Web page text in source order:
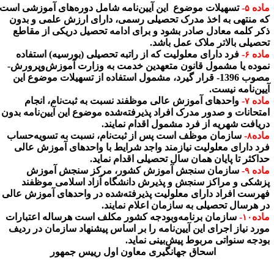
۵ -تسهیلات موضوع این آیین‌نامه شامل دوره‌های آموزشی است
منتهی به اخذ مدرک تحصیلی رسمی، دارای ارزش علمی و بدون
کلمه معادل صادر بشود و برای ادامه تحصیل دریکی از مقاطع
بالاتر ملاک عمل باشد.
۶ فرد دارای معلولیت که از راتبه تحصیلی (بورسیه) استفاده
یا مشمول قانون متعهدین خدمت به وزارت آموزش‌وپرورش-
مصوب 1396- قرار گیرد، مشمول استفاده از تسهیلات موضوع این
نیست.
۷ -واحدهای آموزش عالی موظفند نسبت به ثبت‌نام، انجام
و صدور مدرک افراد پذیرفته‌شده موضوع این آیین‌نامه بدون
شهریه از فرد مشمول اقدام نمایند.
۸-سازمان موظف است پس از ثبت‌نام، نسبت به تسویه‌حساب
دارای معلولیت نیازمند واجد شرایط با واحدهای آموزش عالی
تا پایان همان سال تحصیلی اقدام نماید.
۹ -سازمان سنجش آموزش کشور، مرکز سنجش آموزش
و مراکز سنجش و پذیرش دانشگاه آزاد اسلامی موظفند
افراد دارای معلولیت پذیرفته‌شده در واحدهای آموزش عالی
هرسال تحصیلی به سازمان اعلام نمایند.
۱۰ - سازمان برنامه‌وبودجه کشور مکلف است هرساله اعتبارات
نیاز اجرای این آیین‌نامه را بر اساس پیشنهاد سازمان در ردیف
سنواتی مربوط پیش‌بینی نماید.
اسحاق جهانگیری معاون اول رییس جمهور